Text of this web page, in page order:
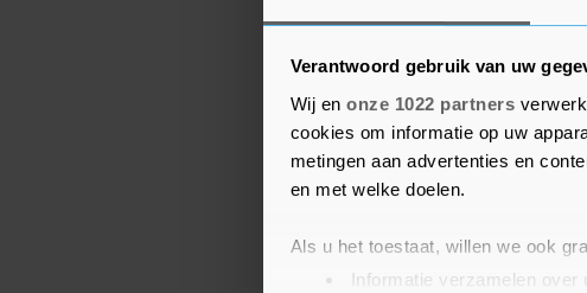
Verantwoord gebruik van uw
Wij en onze 1022 partners
cookies om informatie op uw
metingen aan advertenties en
en met welke doelen.
Als u het toestaat, willen we ook
Informatie verzamelen